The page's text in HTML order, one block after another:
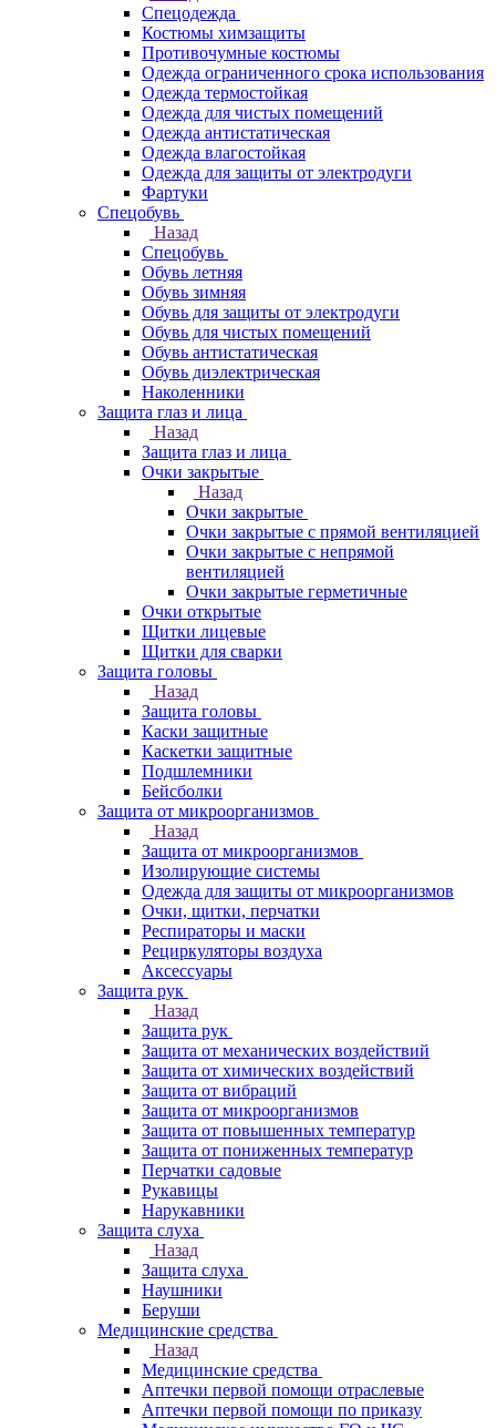
Спецодежда
Костюмы химзащиты
Противочумные костюмы
Одежда ограниченного срока использования
Одежда термостойкая
Одежда для чистых помещений
Одежда антистатическая
Одежда влагостойкая
Одежда для защиты от электродуги
Фартуки
Спецобувь
Назад
Спецобувь
Обувь летняя
Обувь зимняя
Обувь для защиты от электродуги
Обувь для чистых помещений
Обувь антистатическая
Обувь диэлектрическая
Наколенники
Защита глаз и лица
Назад
Защита глаз и лица
Очки закрытые
Назад
Очки закрытые
Очки закрытые с прямой вентиляцией
Очки закрытые с непрямой
вентиляцией
Очки закрытые герметичные
Очки открытые
Щитки лицевые
Щитки для сварки
Защита головы
Назад
Защита головы
Каски защитные
Каскетки защитные
Подшлемники
Бейсболки
Защита от микроорганизмов
Назад
Защита от микроорганизмов
Изолирующие системы
Одежда для защиты от микроорганизмов
Очки, щитки, перчатки
Респираторы и маски
Рециркуляторы воздуха
Аксессуары
Защита рук
Назад
Защита рук
Защита от механических воздействий
Защита от химических воздействий
Защита от вибраций
Защита от микроорганизмов
Защита от повышенных температур
Защита от пониженных температур
Перчатки садовые
Рукавицы
Нарукавники
Защита слуха
Назад
Защита слуха
Наушники
Беруши
Медицинские средства
Назад
Медицинские средства
Аптечки первой помощи отраслевые
Аптечки первой помощи по приказу